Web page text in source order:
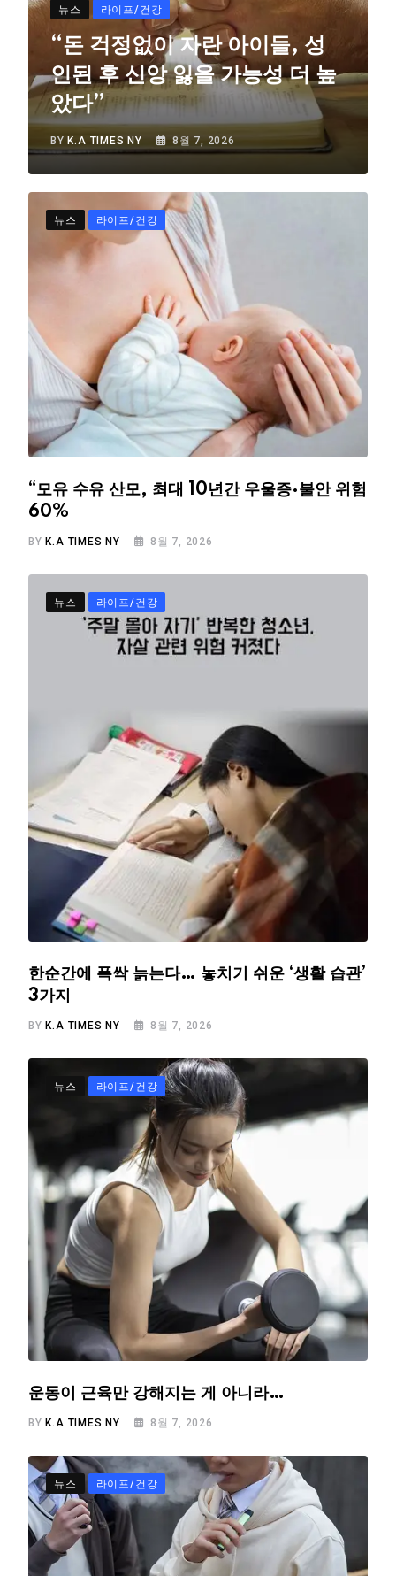
뉴스 라이프/건강
“돈 걱정없이 자란 아이들, 성
인된 후 신앙 잃을 가능성 더 높
았다”
BY K.A TIMES NY 8월 7, 2026
뉴스 라이프/건강
“모유 수유 산모, 최대 10년간 우울증·불안 위험
60%
BY K.A TIMES NY 8월 7, 2026
뉴스 라이프/건강
한순간에 폭싹 늙는다… 놓치기 쉬운 ‘생활 습관’
3가지
BY K.A TIMES NY 8월 7, 2026
뉴스 라이프/건강
운동이 근육만 강해지는 게 아니라…
BY K.A TIMES NY 8월 7, 2026
뉴스 라이프/건강